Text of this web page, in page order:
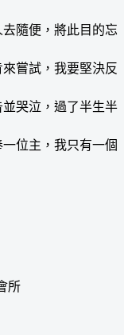
隨便，將此目的忘
嘗試，我要堅決反
哭泣，過了半生半
位主，我只有一個
所